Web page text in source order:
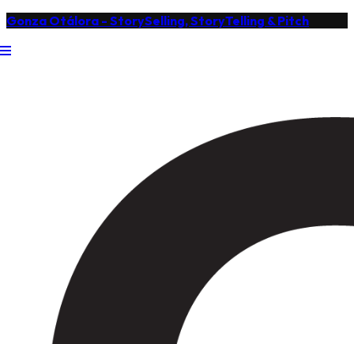
Gonza Otálora - StorySelling, StoryTelling & Pitch